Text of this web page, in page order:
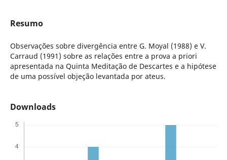
Resumo
Observações sobre divergência entre G. Moyal (1988) e V.
Carraud (1991) sobre as relações entre a prova a priori
apresentada na Quinta Meditação de Descartes e a hipótese
de uma possível objeção levantada por ateus.
Downloads